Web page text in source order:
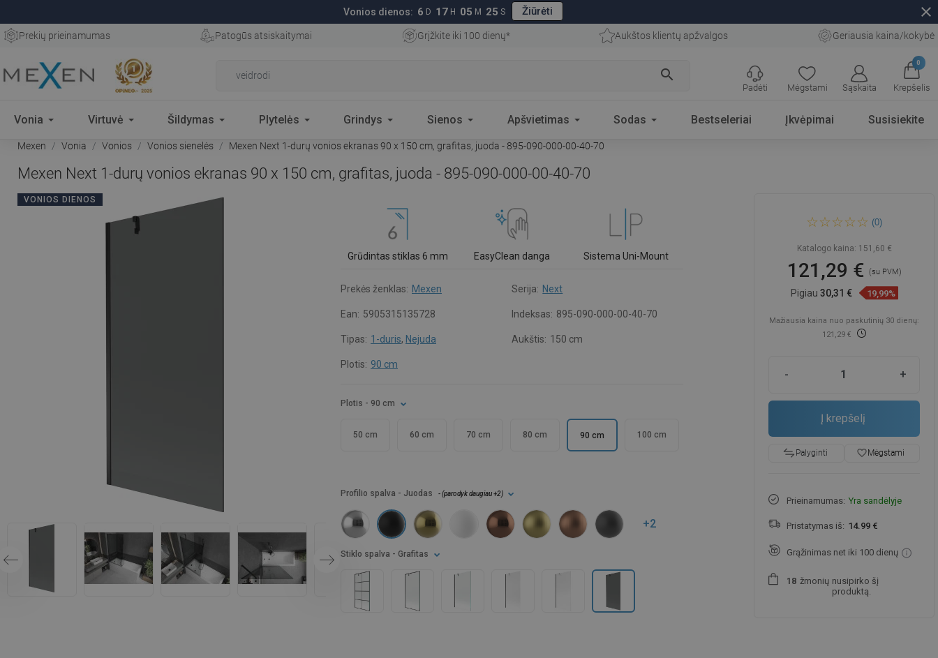
Vonios dienos: 6 D 17 H 05 M 24 S Žiūrėti close
Prekių prieinamumas Patogūs atsiskaitymai Grįžkite iki 100 dienų* Aukštos klientų apžvalgos Geriausia kaina/kokybė
search
Mėgstami Sąskaita
0
Krepšelis
Padėti
Vonia Virtuvė Šildymas Plytelės Grindys Sienos Apšvietimas Sodas Bestseleriai Įkvėpimai Susisiekite
Mexen Vonia Vonios Vonios sienelės Mexen Next 1-durų vonios ekranas 90 x 150 cm, grafitas, juoda - 895-090-000-00-40-70
Mexen Next 1-durų vonios ekranas 90 x 150 cm, grafitas, juoda - 895-090-000-00-40-70
VONIOS DIENOS
Grūdintas stiklas 6 mm EasyClean danga Sistema Uni-Mount
Prekės ženklas: Mexen Serija: Next
Ean: 5905315135728 Indeksas: 895-090-000-00-40-70
Tipas: 1-duris, Nejuda Aukštis: 150 cm
Plotis: 90 cm
Plotis - 90 cm
50 cm 60 cm 70 cm 80 cm 90 cm 100 cm
Stiklo spalva - Grafitas
Profilio spalva - Juodas - (parodyk daugiau+2)
+2
ekranas 90 x 150 cm, grafitas,
(0)
Katalogo kaina: 151,60 €
121,29 € (su PVM)
Pigiau30,31 € 19,99%
Mažiausia kaina nuo paskutinių 30 dienų:
121,29 €
- +
Į krepšelį
Palyginti favorite_borderMėgstami
Prieinamumas: Yra sandėlyje
Pristatymas iš: 14.99 €
Grąžinimas net iki 100 dienų
1 8 žmonių nusipirko šį
produktą.